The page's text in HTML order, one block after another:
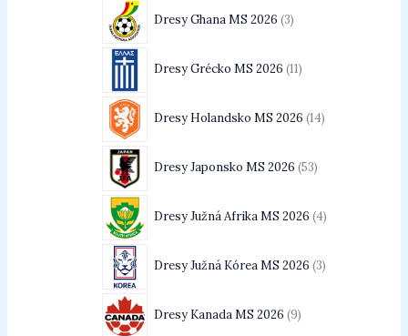
Dresy Ghana MS 2026 3
Dresy Grécko MS 2026 11
Dresy Holandsko MS 2026 14
Dresy Japonsko MS 2026 53
Dresy Južná Afrika MS 2026 4
Dresy Južná Kórea MS 2026 3
Dresy Kanada MS 2026 9